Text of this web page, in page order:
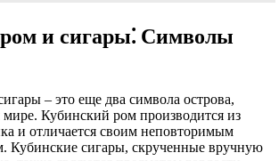
и сигары⁚ Символы
– это еще два символа острова,
мире. Кубинский ром производится из
и отличается своим неповторимым
Кубинские сигары, скрученные вручную